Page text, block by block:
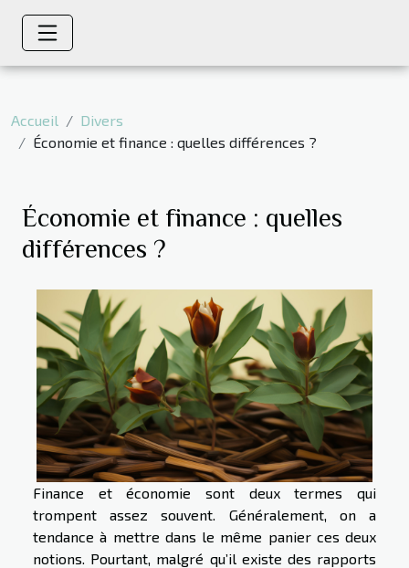
Accueil
Divers
Économie et finance : quelles différences ?
Économie et finance : quelles
différences ?
Finance et économie sont deux termes qui
trompent assez souvent. Généralement, on a
tendance à mettre dans le même panier ces deux
notions. Pourtant, malgré qu’il existe des rapports